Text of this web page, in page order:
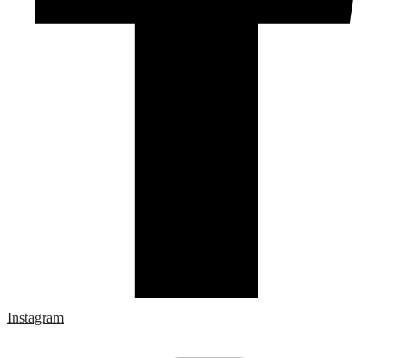
Instagram